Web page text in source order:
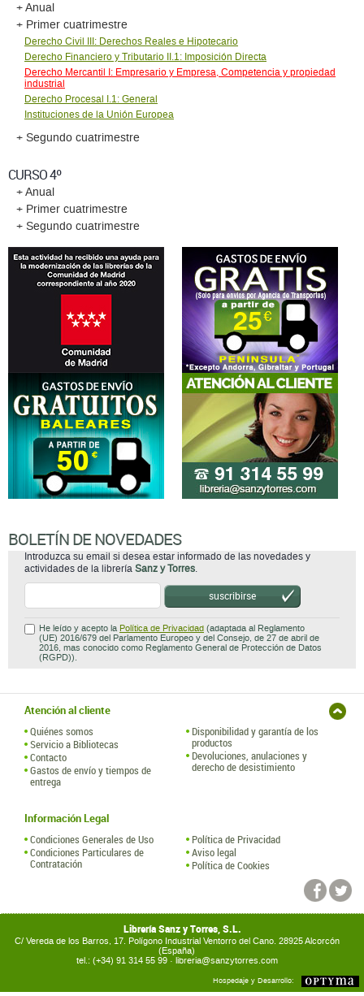
+ Anual
+ Primer cuatrimestre
Derecho Civil III: Derechos Reales e Hipotecario
Derecho Financiero y Tributario II.1: Imposición Directa
Derecho Mercantil I: Empresario y Empresa, Competencia y propiedad
industrial
Derecho Procesal I.1: General
Instituciones de la Unión Europea
+ Segundo cuatrimestre
CURSO 4º
+ Anual
+ Primer cuatrimestre
+ Segundo cuatrimestre
BOLETÍN DE NOVEDADES
Introduzca su email si desea estar informado de las novedades y
actividades de la librería Sanz y Torres.
suscribirse
He leído y acepto la Política de Privacidad (adaptada al Reglamento
(UE) 2016/679 del Parlamento Europeo y del Consejo, de 27 de abril de
2016, mas conocido como Reglamento General de Protección de Datos
(RGPD)).
Atención al cliente
Quiénes somos
Servicio a Bibliotecas
Contacto
Gastos de envío y tiempos de
entrega
Disponibilidad y garantía de los
productos
Devoluciones, anulaciones y
derecho de desistimiento
Información Legal
Condiciones Generales de Uso
Condiciones Particulares de
Contratación
Política de Privacidad
Aviso legal
Política de Cookies
Librería Sanz y Torres, S.L.
C/ Vereda de los Barros, 17. Polígono Industrial Ventorro del Cano. 28925 Alcorcón
(España)
tel.: (+34) 91 314 55 99 · libreria@sanzytorres.com
Hospedaje y Desarrollo: